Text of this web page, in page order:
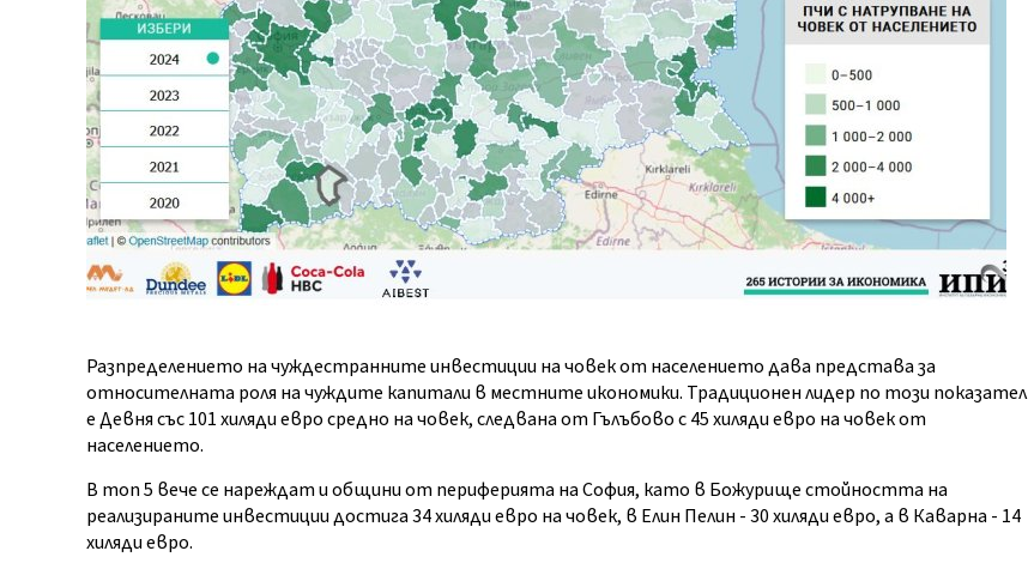
Разпределението на чуждестранните инвестиции на човек от населението дава представа за
относителната роля на чуждите капитали в местните икономики. Традиционен лидер по този показател
е Девня със 101 хиляди евро средно на човек, следвана от Гълъбово с 45 хиляди евро на човек от
населението.
В топ 5 вече се нареждат и общини от периферията на София, като в Божурище стойността на
реализираните инвестиции достига 34 хиляди евро на човек, в Елин Пелин - 30 хиляди евро, а в Каварна - 14
хиляди евро.